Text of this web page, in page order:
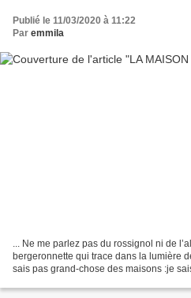
Publié le 11/03/2020 à 11:22
Par emmila
... Ne me parlez pas du rossignol ni de
bergeronnette qui trace dans la lumière
sais pas grand-chose des maisons :je